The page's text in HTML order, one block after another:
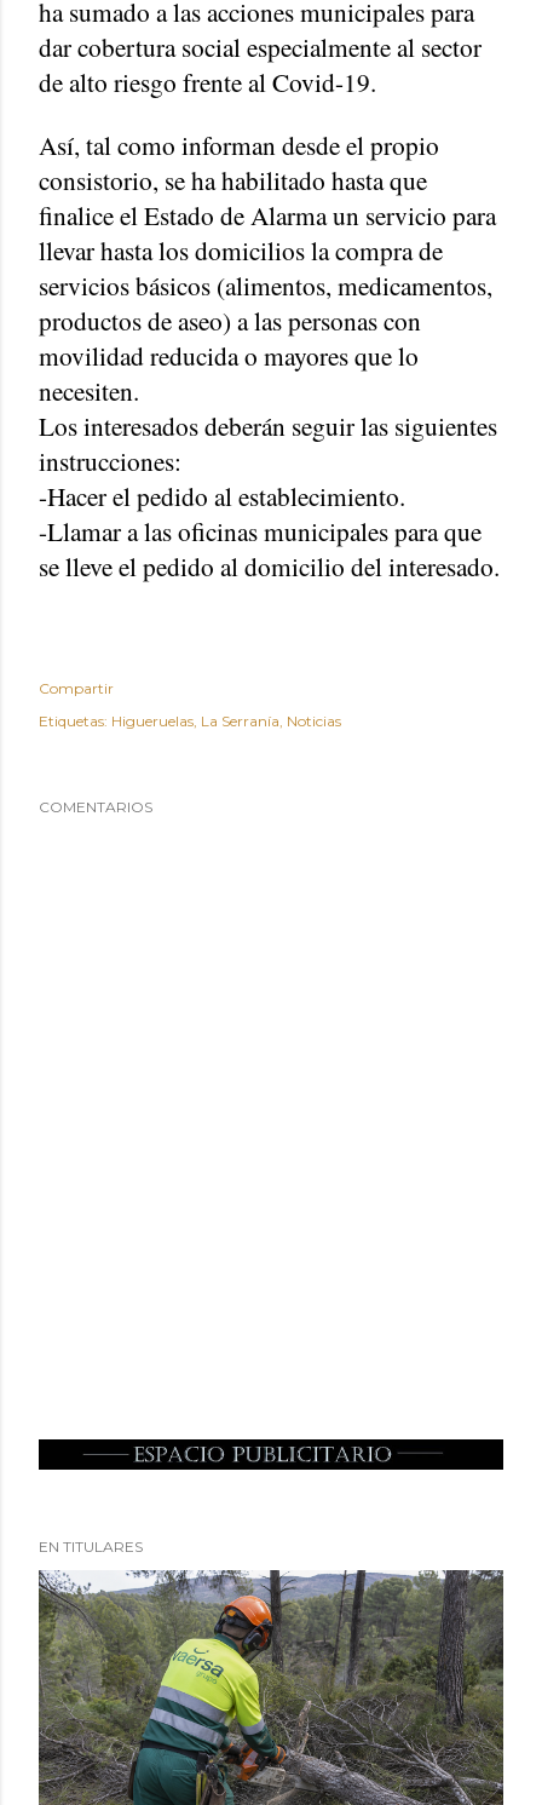
ha sumado a las acciones municipales para
dar cobertura social especialmente al sector
de alto riesgo frente al Covid-19.
Así, tal como informan desde el propio
consistorio, se ha habilitado hasta que
finalice el Estado de Alarma un servicio para
llevar hasta los domicilios la compra de
servicios básicos (alimentos, medicamentos,
productos de aseo) a las personas con
movilidad reducida o mayores que lo
necesiten.
Los interesados deberán seguir las siguientes
instrucciones:
-Hacer el pedido al establecimiento.
-Llamar a las oficinas municipales para que
se lleve el pedido al domicilio del interesado.
Compartir
Etiquetas: Higueruelas La Serranía Noticias
COMENTARIOS
EN TITULARES